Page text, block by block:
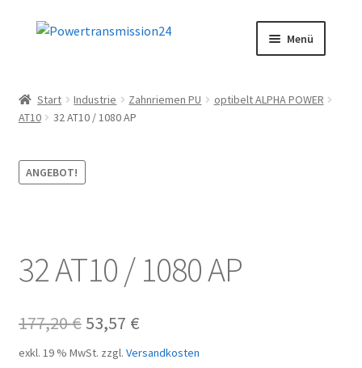
Zur
Zum
Menü
AGB
Blog
Kontakt
Start Industrie Zahnriemen PU
optibelt ALPHA POWER
AT10
32 AT10 / 1080 AP
ANGEBOT!
32 AT10 / 1080 AP
177,20€ Ursprünglicher
Preis
53,57 €Aktueller
Preis
exkl. 19 % MwSt. zzgl. Versandkosten